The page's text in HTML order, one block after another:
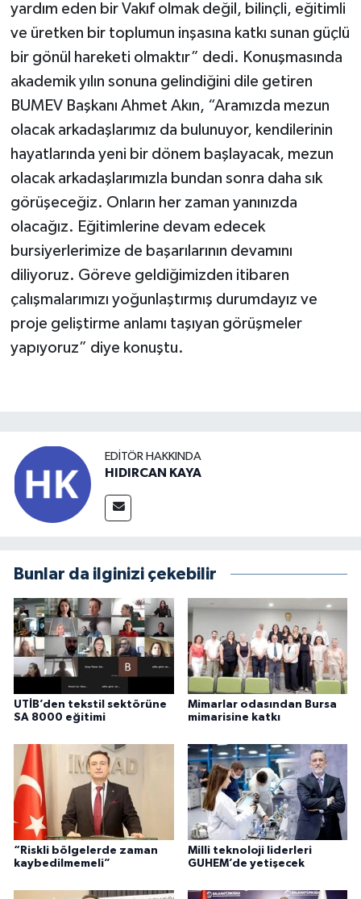
yardım eden bir Vakıf olmak değil, bilinçli, eğitimli
ve üretken bir toplumun inşasına katkı sunan güçlü
bir gönül hareketi olmaktır” dedi. Konuşmasında
akademik yılın sonuna gelindiğini dile getiren
BUMEV Başkanı Ahmet Akın, “Aramızda mezun
olacak arkadaşlarımız da bulunuyor, kendilerinin
hayatlarında yeni bir dönem başlayacak, mezun
olacak arkadaşlarımızla bundan sonra daha sık
görüşeceğiz. Onların her zaman yanınızda
olacağız. Eğitimlerine devam edecek
bursiyerlerimize de başarılarının devamını
diliyoruz. Göreve geldiğimizden itibaren
çalışmalarımızı yoğunlaştırmış durumdayız ve
proje geliştirme anlamı taşıyan görüşmeler
yapıyoruz” diye konuştu.
EDITÖR HAKKINDA
HIDIRCAN KAYA
Bunlar da ilginizi çekebilir
UTİB’den tekstil sektörüne
SA 8000 eğitimi
Mimarlar odasından Bursa
mimarisine katkı
“Riskli bölgelerde zaman
kaybedilmemeli”
Milli teknoloji liderleri
GUHEM’de yetişecek